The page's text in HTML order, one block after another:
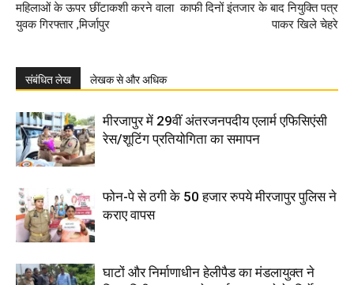
महिलाओं के ऊपर छींटाकशी करने वाला
युवक गिरफ्तार ,मिर्जापुर
काफी दिनों इंतजार के बाद नियुक्ति पत्र
पाकर खिले चेहरे
संबंधित लेख लेखक से और अधिक
मीरजापुर में 29वीं अंतरजनपदीय एलार्म एफिसिएंसी
रेस/शूटिंग प्रतियोगिता का समापन
फोन-पे से ठगी के 50 हजार रुपये मीरजापुर पुलिस ने
कराए वापस
घाटों और निर्माणाधीन हेलीपैड का मंडलायुक्त ने